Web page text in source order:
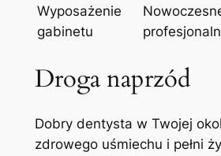
Wyposażenie
gabinetu
Droga naprzód
Dobry dentysta w Twojej
zdrowego uśmiechu i pełni